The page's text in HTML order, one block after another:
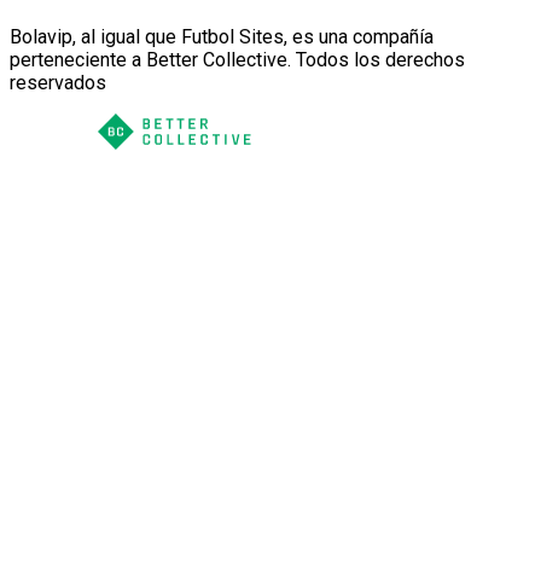
Bolavip, al igual que Futbol Sites, es una compañía
perteneciente a Better Collective. Todos los derechos
reservados